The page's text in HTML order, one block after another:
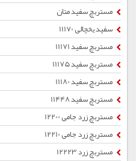
مستربچ سفید متان
سفید یخچالی 11170
مستربچ سفید 11171
مستربچ سفید 11175
مستربچ سفید 11180
مستربچ سفید 11448
مستربچ زرد جامی 12200
مستربچ زرد جامی 12210
مستربچ زرد 12223